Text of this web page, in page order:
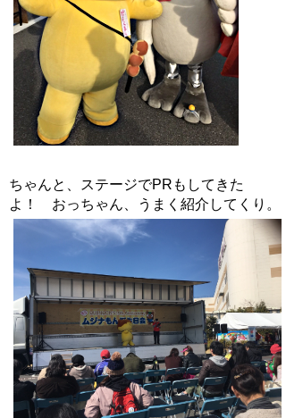
ちゃんと、ステージでPRもしてきた
よ！ おっちゃん、うまく紹介してくり。